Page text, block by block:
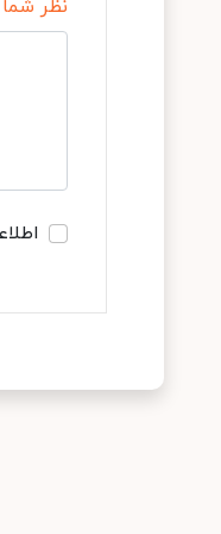
نظر شما